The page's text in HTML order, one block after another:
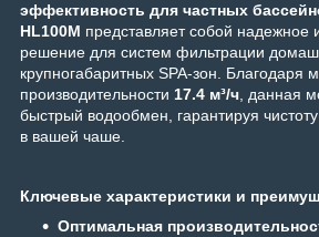
эффективность для частных
HL100M представляет собой надежное
решение для систем фильтрации
крупногабаритных SPA-зон. Благодаря
производительности 17.4 м³/ч, данная
быстрый водообмен, гарантируя
в вашей чаше.
Ключевые характеристики и
Оптимальная